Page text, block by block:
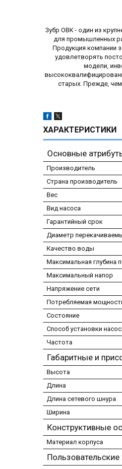
Зубр ОВК - один из
для промышленных
Продукция компании
удовлетворять
модели,
старых. Прежде,
ХАРАКТЕРИСТИКИ
Основные
Производитель
Страна производитель
Вес
Вид насоса
Гарантийный срок
Диаметр
Качество воды
Максимальная глубина
Максимальный напор
Напряжение сети
Потребляемая
Состояние
Способ установки
Частота
Габаритные и
Высота
Длина
Длина сетевого шнура
Ширина
Конструктивные
Материал корпуса
Пользовательские